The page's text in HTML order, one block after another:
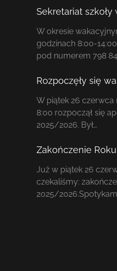
Sekretariat
W okresie
godzinach 8:00-
pod numerem 798
Rozpoczęły się
W piątek 26
8:00 rozpoczął się
2025/2026. Był…
Zakończenie
Już w piątek 26
czekaliśmy:
2025/